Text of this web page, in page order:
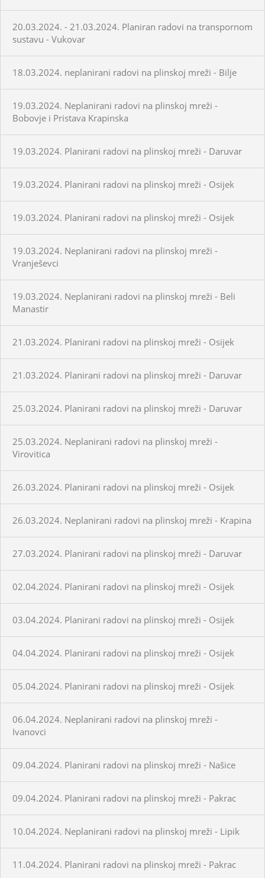
20.03.2024. - 21.03.2024. Planiran radovi na transpornom
sustavu - Vukovar
18.03.2024. neplanirani radovi na plinskoj mreži - Bilje
19.03.2024. Neplanirani radovi na plinskoj mreži -
Bobovje i Pristava Krapinska
19.03.2024. Planirani radovi na plinskoj mreži - Daruvar
19.03.2024. Planirani radovi na plinskoj mreži - Osijek
19.03.2024. Planirani radovi na plinskoj mreži - Osijek
19.03.2024. Neplanirani radovi na plinskoj mreži -
Vranješevci
19.03.2024. Neplanirani radovi na plinskoj mreži - Beli
Manastir
21.03.2024. Planirani radovi na plinskoj mreži - Osijek
21.03.2024. Planirani radovi na plinskoj mreži - Daruvar
25.03.2024. Planirani radovi na plinskoj mreži - Daruvar
25.03.2024. Neplanirani radovi na plinskoj mreži -
Virovitica
26.03.2024. Planirani radovi na plinskoj mreži - Osijek
26.03.2024. Neplanirani radovi na plinskoj mreži - Krapina
27.03.2024. Planirani radovi na plinskoj mreži - Daruvar
02.04.2024. Planirani radovi na plinskoj mreži - Osijek
03.04.2024. Planirani radovi na plinskoj mreži - Osijek
04.04.2024. Planirani radovi na plinskoj mreži - Osijek
05.04.2024. Planirani radovi na plinskoj mreži - Osijek
06.04.2024. Neplanirani radovi na plinskoj mreži -
Ivanovci
09.04.2024. Planirani radovi na plinskoj mreži - Našice
09.04.2024. Planirani radovi na plinskoj mreži - Pakrac
10.04.2024. Neplanirani radovi na plinskoj mreži - Lipik
11.04.2024. Planirani radovi na plinskoj mreži - Pakrac